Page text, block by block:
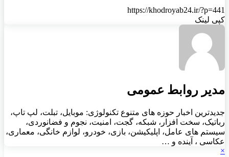
https://khodroyab24.ir/?p=441
کپی لینک
مدیر روابط عمومی
جدیدترین اخبار حوزه های متنوع تکنولوژی: موبایل، تبلت، لپ تاپ،
رباتیک، سخت افزار، شبکه، گجت، امنیت، نجوم و فضانوردی،
سیستم های عامل، اپلیکیشن، بازی، خودرو، لوازم خانگی، معماری،
عکاسی ، آینده و …
×